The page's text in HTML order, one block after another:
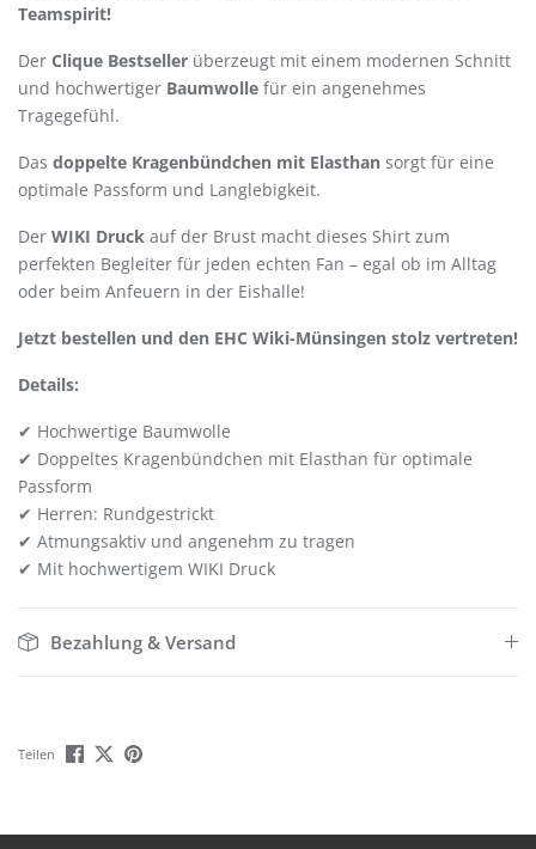
Teamspirit!
Der Clique Bestseller überzeugt mit einem modernen Schnitt
und hochwertiger Baumwolle für ein angenehmes
Tragegefühl.
Das doppelte Kragenbündchen mit Elasthan sorgt für eine
optimale Passform und Langlebigkeit.
Der WIKI Druck auf der Brust macht dieses Shirt zum
perfekten Begleiter für jeden echten Fan – egal ob im Alltag
oder beim Anfeuern in der Eishalle!
Jetzt bestellen und den EHC Wiki-Münsingen stolz vertreten!
Details:
✔ Hochwertige Baumwolle
✔ Doppeltes Kragenbündchen mit Elasthan für optimale
Passform
✔ Herren: Rundgestrickt
✔ Atmungsaktiv und angenehm zu tragen
✔ Mit hochwertigem WIKI Druck
Bezahlung & Versand
Teilen